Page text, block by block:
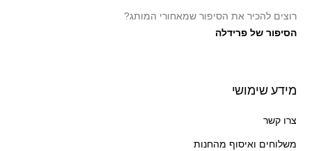
רוצים להכיר את הסיפור שמאחורי המותג?
הסיפור של פרידלה
מידע שימושי
צרו קשר
משלוחים ואיסוף מהחנות